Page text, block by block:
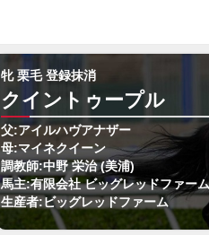
牝 栗毛 登録抹消
クイントゥープル
父:アイルハヴアナザー
母:マイネクイーン
調教師:中野 栄治 (美浦)
馬主:有限会社 ビッグレッドファーム
生産者:ビッグレッドファーム